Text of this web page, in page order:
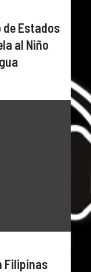
Estados
al Niño
Filipinas